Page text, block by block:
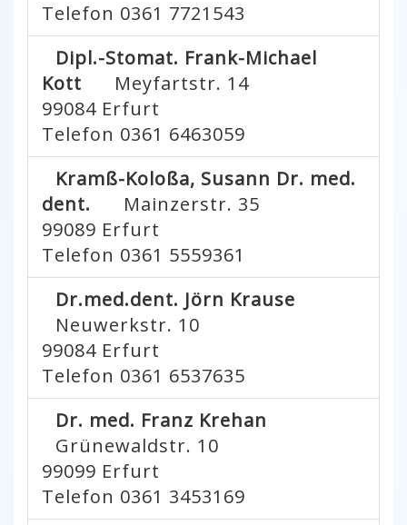
Telefon 0361 7721543
Dipl.-Stomat. Frank-Michael
Kott
Meyfartstr. 14
99084 Erfurt
Telefon 0361 6463059
Kramß-Koloßa, Susann Dr. med.
dent.
Mainzerstr. 35
99089 Erfurt
Telefon 0361 5559361
Dr.med.dent. Jörn Krause
Neuwerkstr. 10
99084 Erfurt
Telefon 0361 6537635
Dr. med. Franz Krehan
Grünewaldstr. 10
99099 Erfurt
Telefon 0361 3453169